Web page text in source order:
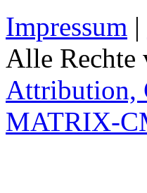
Impressum |
Alle Rechte
Attribution,
MATRIX-